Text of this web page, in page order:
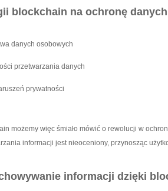
⁣blockchain na​ ochronę
danych osobowych
przetwarzania danych
prywatności
możemy więc śmiało mówić⁢ o rewolucji⁣ w
informacji jest nieoceniony, ​przynosząc
informacji dzięki